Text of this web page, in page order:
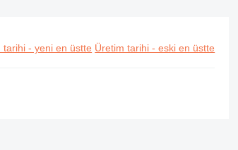
tarihi - yeni en üstte Üretim tarihi - eski en üstte